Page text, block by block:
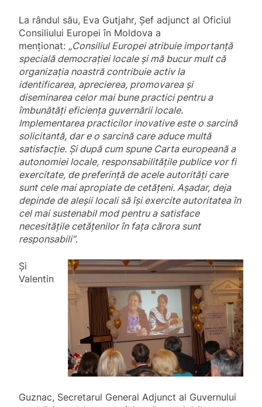
La rândul său, Eva Gutjahr, Șef adjunct al Oficiul
Consiliului Europei în Moldova a
menționat: „Consiliul Europei atribuie importanță
specială democrației locale și mă bucur mult că
organizația noastră contribuie activ la
identificarea, aprecierea, promovarea și
diseminarea celor mai bune practici pentru a
îmbunătăți eficiența guvernării locale.
Implementarea practicilor inovative este o sarcină
solicitantă, dar e o sarcină care aduce multă
satisfacție. Și după cum spune Carta europeană a
autonomiei locale, responsabilitățile publice vor fi
exercitate, de preferință de acele autorități care
sunt cele mai apropiate de cetățeni. Așadar, deja
depinde de aleșii locali să își exercite autoritatea în
cel mai sustenabil mod pentru a satisface
necesitățile cetățenilor în fața cărora sunt
responsabili”.
Și
Valentin
Guznac, Secretarul General Adjunct al Guvernului